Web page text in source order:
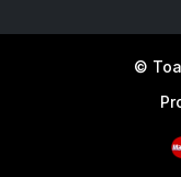
©